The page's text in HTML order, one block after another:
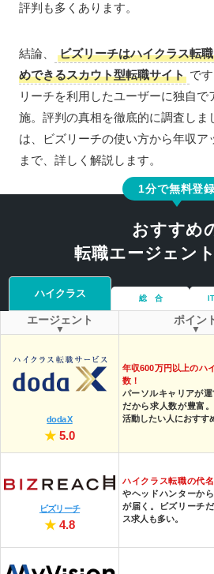
評判も多くあります。
結論、
ビズリーチはハイクラス転
めできるスカウト型転職サイト で
リーチを利用したユーザーに独自で
施。評判の真相を徹底的に調査しま
は、ビズリーチの使い方から年収ア
まで、詳しく解説します。
1分で無料登
おすすめ
転職エージェン
ハイクラス 総 合
エージェント ポイン
doda X
★ 5.0
年収600万円以上のハ
数！
パーソルキャリアが
だから求人数が豊富
活動したい人におすす
ビズリーチ
★ 4.8
ハイクラス転職の代
やヘッドハンターか
が届く。ビズリーチ
ス求人も多い。